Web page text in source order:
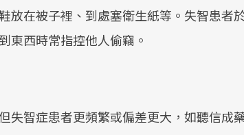
放在被子裡、到處塞衛生紙等。失智患者
東西時常指控他人偷竊。
失智症患者更頻繁或偏差更大，如聽信成